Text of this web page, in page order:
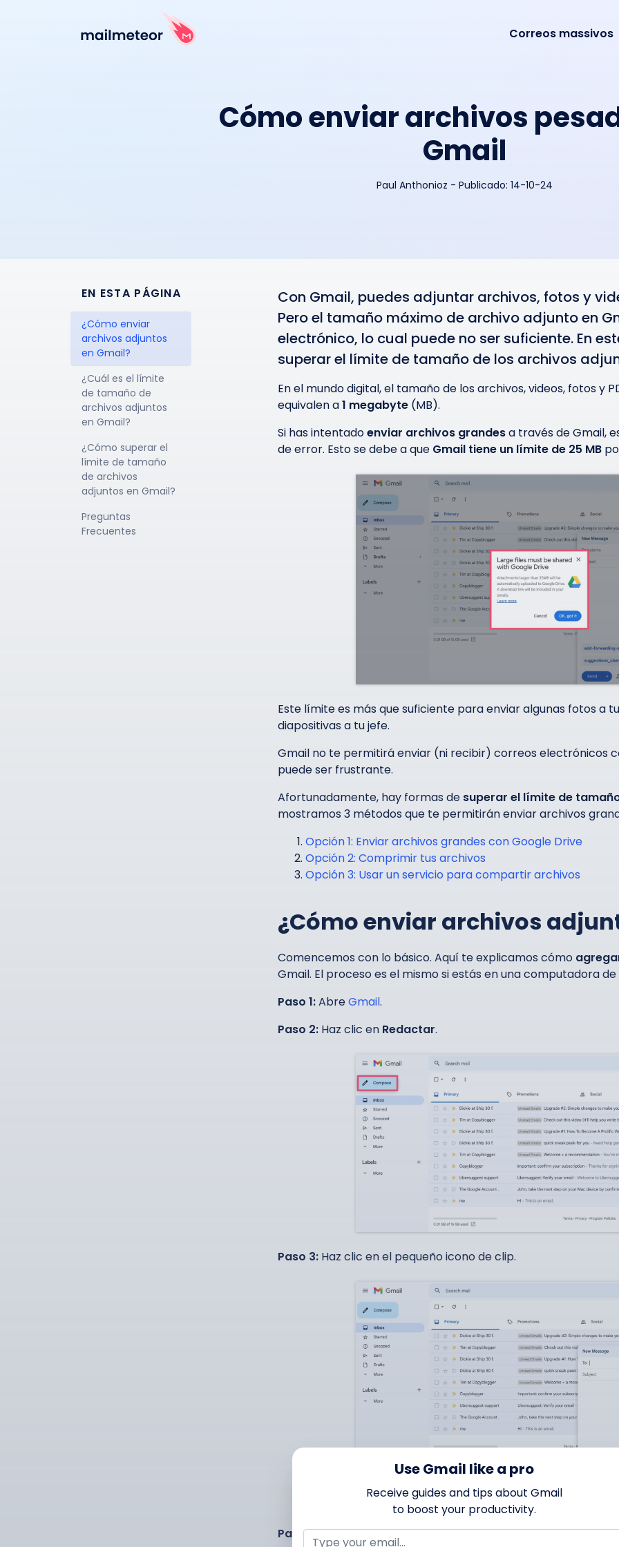
Correos massivos
Cómo enviar archivos
Gmail
Paul Anthonioz - Publicado: 14-10-24
EN ESTA PÁGINA
¿Cómo enviar
archivos adjuntos
en Gmail?
¿Cuál es el límite
de tamaño de
archivos adjuntos
en Gmail?
¿Cómo superar el
límite de tamaño
de archivos
adjuntos en Gmail?
Preguntas
Frecuentes
Con Gmail, puedes adjuntar archivos, fotos y
Pero el tamaño máximo de archivo adjunto en
electrónico, lo cual puede no ser suficiente. En
superar el límite de tamaño de los archivos
En el mundo digital, el tamaño de los archivos, videos, fotos y
equivalen a1 megabyte (MB).
Si has intentadoenviar archivos grandesa través de Gmail,
de error. Esto se debe a que Gmail tiene un límite de 25 MB
Este límite es más que suficiente para enviar algunas fotos a
diapositivas a tu jefe.
Gmail no te permitirá enviar (ni recibir) correos electrónicos
puede ser frustrante.
Afortunadamente, hay formas de superar el límite de
mostramos 3 métodos que te permitirán enviar archivos
Opción 1: Enviar archivos grandes con Google Drive
Opción 2: Comprimir tus archivos
Opción 3: Usar un servicio para compartir archivos
¿Cómo enviar archivos
Comencemos con lo básico. Aquí te explicamos cómo
Gmail. El proceso es el mismo si estás en una computadora
Paso 1:AbreGmail.
Paso 2: Haz clic en Redactar.
Paso 3: Haz clic en el pequeño icono de clip.
Paso 4:Selecciona los archivos que deseas enviar.
Use Gmail like a pro
Receive guides and tips about Gmail
to boost your productivity.